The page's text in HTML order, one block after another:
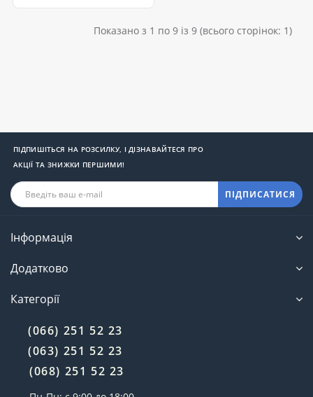
Показано з 1 по 9 із 9 (всього сторінок: 1)
ПІДПИШІТЬСЯ НА РОЗСИЛКУ, І ДІЗНАВАЙТЕСЯ ПРО
АКЦІЇ ТА ЗНИЖКИ ПЕРШИМИ!
ПІДПИСАТИСЯ
Інформація
Додатково
Категорії
(066) 251 52 23
(063) 251 52 23
(068) 251 52 23